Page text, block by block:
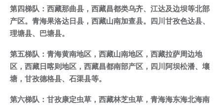
第四梯队：西藏那曲县，西藏昌都类乌齐、江达及边坝等北部
产区。青海果洛达日县，西藏山南加查县。四川甘孜色达县、
理塘县、巴塘县。
第五梯队：青海黄南地区，西藏山南地区，西藏拉萨周边地
区，西藏日喀则地区，西藏昌都南部产区，四川阿坝松潘、壤
塘，甘孜德格县、石渠县等。
第六梯队：甘孜康定虫草，西藏林芝虫草，青海海东海北海南